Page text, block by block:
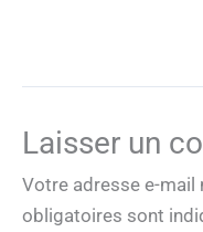
Laisser un
Votre adresse e-mail
obligatoires sont